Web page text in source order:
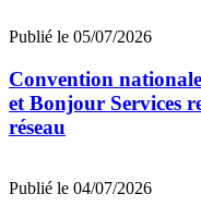
Publié le 05/07/2026
Convention
et Bonjour Services
réseau
Publié le 04/07/2026